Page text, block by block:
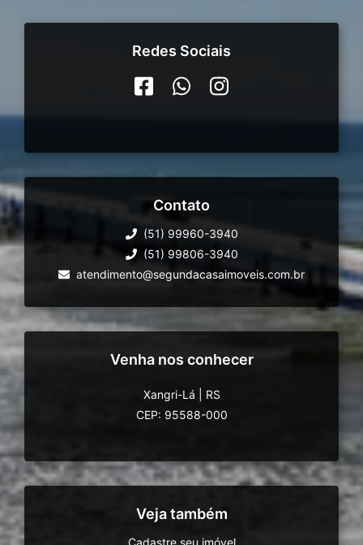
Redes Sociais
Contato
(51) 99960-3940
(51) 99806-3940
atendimento@segundacasaimoveis.com.br
Venha nos conhecer
Xangri-Lá
RS
CEP: 95588-000
Veja também
Cadastre seu imóvel